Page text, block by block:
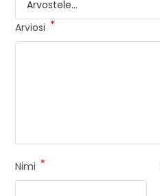
Arviosi *
Nimi *